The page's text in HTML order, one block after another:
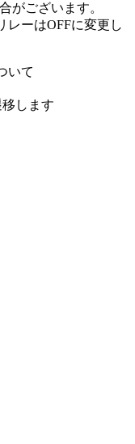
がございます。
レーはOFFに変更し
いて
します